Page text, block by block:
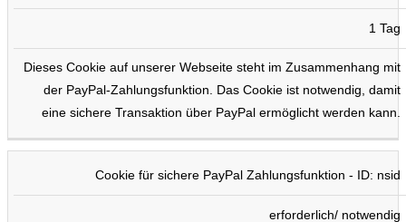
1 Tag
Dieses Cookie auf unserer Webseite steht im Zusammenhang mit
der PayPal-Zahlungsfunktion. Das Cookie ist notwendig, damit
eine sichere Transaktion über PayPal ermöglicht werden kann.
Cookie für sichere PayPal Zahlungsfunktion - ID: nsid
erforderlich/ notwendig